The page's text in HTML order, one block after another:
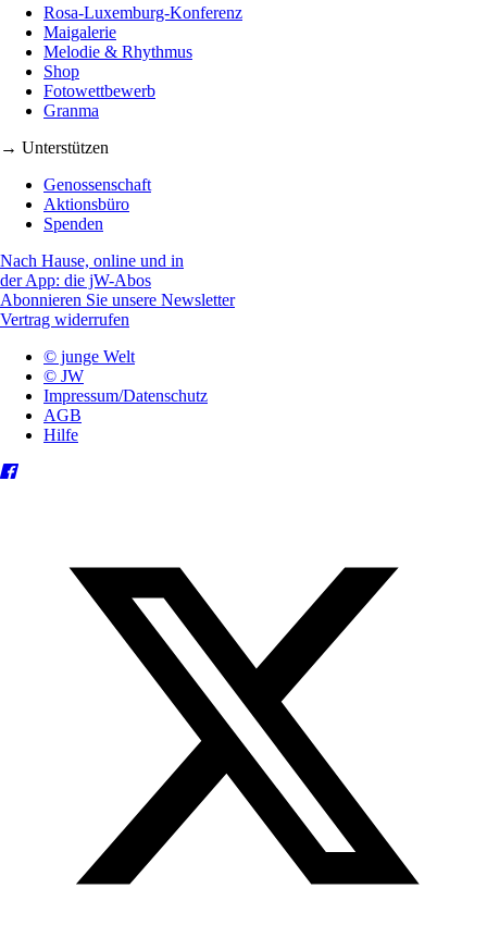
Rosa-Luxemburg-Konferenz
Maigalerie
Melodie & Rhythmus
Shop
Fotowettbewerb
Granma
→ Unterstützen
Genossenschaft
Aktionsbüro
Spenden
Nach Hause, online und in
der App: die jW-Abos
Abonnieren Sie unsere Newsletter
Vertrag widerrufen
© junge Welt
© JW
Impressum/Datenschutz
AGB
Hilfe